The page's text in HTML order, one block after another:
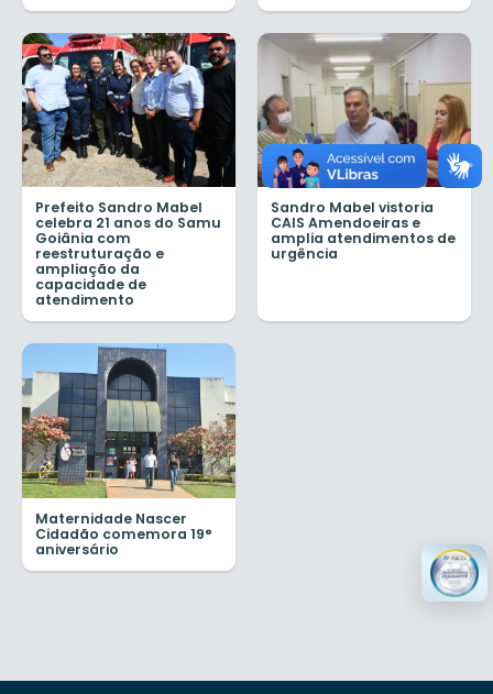
Prefeito Sandro Mabel
celebra 21 anos do Samu
Goiânia com
reestruturação e
ampliação da
capacidade de
atendimento
Sandro Mabel vistoria
CAIS Amendoeiras e
amplia atendimentos de
urgência
Maternidade Nascer
Cidadão comemora 19°
aniversário